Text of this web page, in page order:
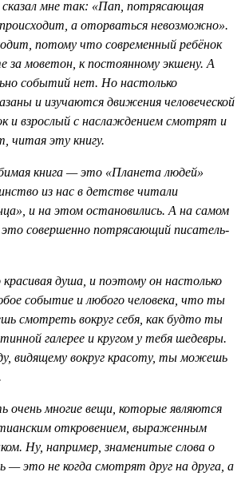
мне так: «Пап, потрясающая
а оторваться невозможно».
потому что современный ребёнок
за моветон, к постоянному экшену. А
событий нет. Но настолько
и изучаются движения человеческой
и взрослый с наслаждением смотрят и
читая эту книгу.
книга — это «Планета людей»
из нас в детстве читали
и на этом остановились. А на самом
совершенно потрясающий писатель-
красивая душа, и поэтому он настолько
событие и любого человека, что ты
смотреть вокруг себя, как будто ты
галерее и кругом у тебя шедевры.
видящему вокруг красоту, ты можешь
очень многие вещи, которые являются
откровением, выраженным
Ну, например, знаменитые слова о
— это не когда смотрят друг на друга, а